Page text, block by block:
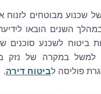
שכנוע מבוטחים
השנים הובאו
ביטוח לשכנע סוכנים
למשל במקרה של נזק
פוליסה לביטוח דירה.